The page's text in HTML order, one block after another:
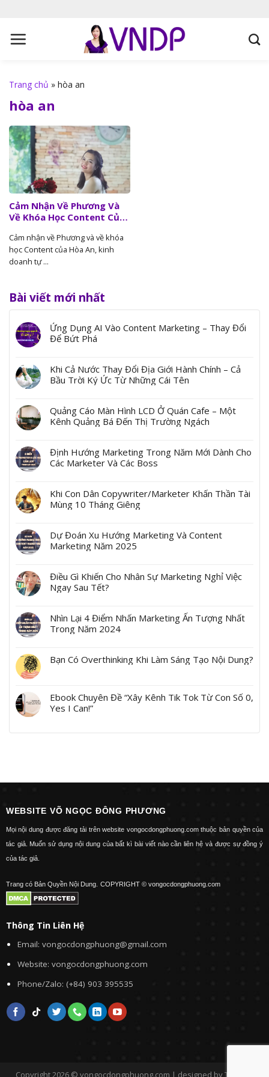
Trang chủ » hòa an
hòa an
Cảm Nhận Về Phương Và
Về Khóa Học Content Của
Cảm nhận về Phương và về khóa
học Content của Hòa An, kinh
doanh tự ...
Bài viết mới nhất
Ứng Dụng AI Vào Content Marketing – Thay Đổi
Để Bứt Phá
Khi Cả Nước Thay Đổi Địa Giới Hành Chính – Cả
Bầu Trời Ký Ức Từ Những Cái Tên
Quảng Cáo Màn Hình LCD Ở Quán Cafe – Một
Kênh Quảng Bá Đến Thị Trường Ngách
Định Hướng Marketing Trong Năm Mới Dành Cho
Các Marketer Và Các Boss
Khi Con Dân Copywriter/Marketer Khấn Thần Tài
Mùng 10 Tháng Giêng
Dự Đoán Xu Hướng Marketing Và Content
Marketing Năm 2025
Điều Gì Khiến Cho Nhân Sự Marketing Nghỉ Việc
Ngay Sau Tết?
Nhìn Lại 4 Điểm Nhấn Marketing Ấn Tượng Nhất
Trong Năm 2024
Bạn Có Overthinking Khi Làm Sáng Tạo Nội Dung?
Ebook Chuyên Đề “Xây Kênh Tik Tok Từ Con Số 0,
Yes I Can!”
WEBSITE VÕ NGỌC ĐÔNG PHƯƠNG
Mọi nội dung được đăng tải trên website vongocdongphuong.com thuộc bản quyền của
tác giả. Muốn sử dụng nội dung của bất kì bài viết nào cần liên hệ và được sự đồng ý
của tác giả.
Trang có Bản Quyền Nội Dung. COPYRIGHT © vongocdongphuong.com
Thông Tin Liên Hệ
Email: vongocdongphuong@gmail.com
Website: vongocdongphuong.com
Phone/Zalo: (+84) 903 395535
Copyright 2026 © vongocdongphuong.com | designed by Tini&Me